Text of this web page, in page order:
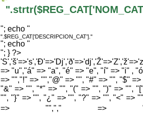
"; echo "
".$REG_CAT['DESCRIPCION_CAT']."
"; echo "
"; } ?>
=> "u","á" => "a", "é" => "e", "í" => "i" ,
=> "","!" => "","@" => "", "#" => "", "$"
"&" => "", "*" => "", "(" => "", ")" => "",
"", "}" => "", "¿" => "", "?" => "", "<" =>
=> "","," =>